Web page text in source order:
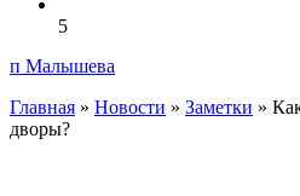
5
п Малышева
Главная » Новости » Заметки »
дворы?